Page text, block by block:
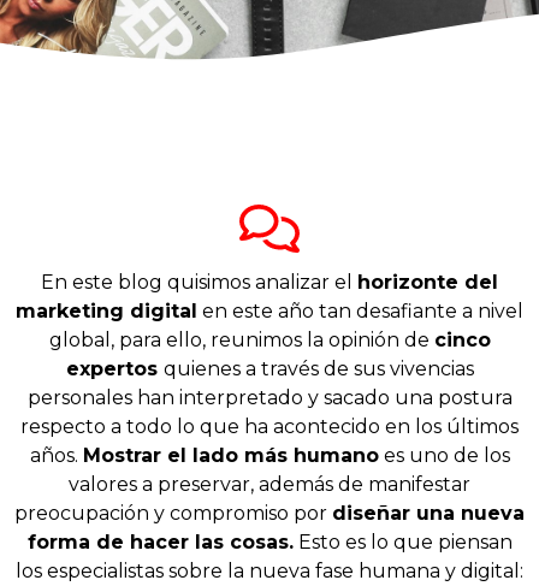
En este blog quisimos analizar el horizonte del
marketing digital en este año tan desafiante a nivel
global, para ello, reunimos la opinión de cinco
expertos quienes a través de sus vivencias
personales han interpretado y sacado una postura
respecto a todo lo que ha acontecido en los últimos
años. Mostrar el lado más humanoes uno de los
valores a preservar, además de manifestar
preocupación y compromiso por diseñar una nueva
forma de hacer las cosas.Esto es lo que piensan
los especialistas sobre la nueva fase humana y digital: